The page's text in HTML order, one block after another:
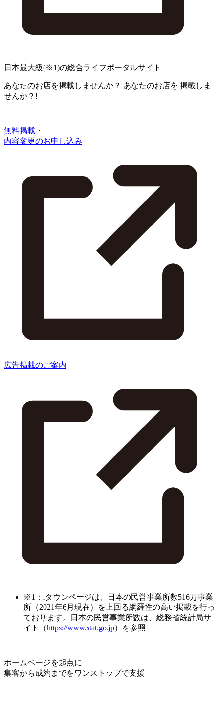
日本最大級(※1)の総合ライフポータルサイト
あなたのお店を掲載しませんか？ あなたのお店を 掲載しま
せんか？!
無料掲載・
内容変更のお申し込み
広告掲載のご案内
※1：iタウンページは、日本の民営事業所数516万事業
所（2021年6月現在）を上回る網羅性の高い掲載を行っ
ております。日本の民営事業所数は、総務省統計局サ
イト（https://www.stat.go.jp）を参照
ホームページを起点に
集客から成約までをワンストップで支援